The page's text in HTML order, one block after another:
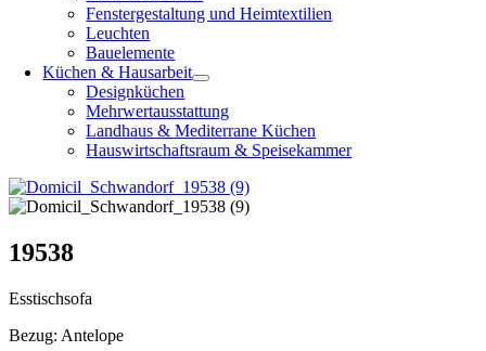
Fenstergestaltung und Heimtextilien
Leuchten
Bauelemente
Küchen & Hausarbeit
Designküchen
Mehrwertausstattung
Landhaus & Mediterrane Küchen
Hauswirtschaftsraum & Speisekammer
19538
Esstischsofa
Bezug: Antelope